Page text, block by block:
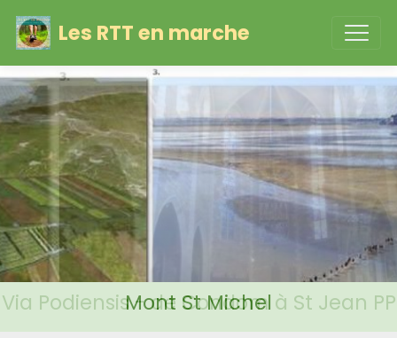
Les RTT en marche
Mont St Michel
Via Podiensis - de Condom à St Jean PP